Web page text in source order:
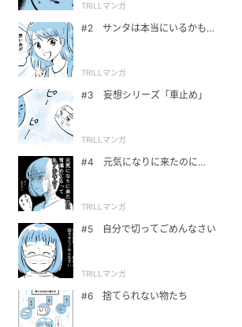
TRILLマンガ
#2 サンタは本当にいるかも…
TRILLマンガ
#3 妄想シリーズ「車止め」
TRILLマンガ
#4 元気になりに来たのに…
TRILLマンガ
#5 自分で切ってごめんなさい
TRILLマンガ
#6 捨てられない物たち